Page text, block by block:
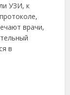
УЗИ, к
врачи,
в